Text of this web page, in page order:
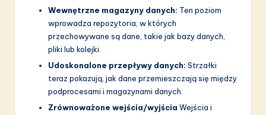
Wewnętrzne magazyny danych: Ten poziom
wprowadza repozytoria, w których
przechowywane są dane, takie jak bazy danych,
pliki lub kolejki.
Udoskonalone przepływy danych: Strzałki
teraz pokazują, jak dane przemieszczają się między
podprocesami i magazynami danych.
Zrównoważone wejścia/wyjścia Wejścia i